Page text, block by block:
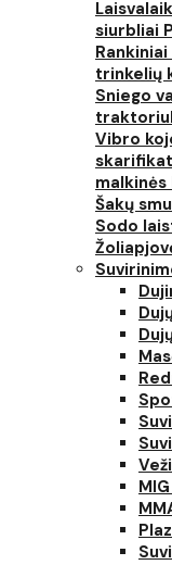
siurbliai
trinkelių
Sniego
Vibro
malkinės
Šakų
Sodo